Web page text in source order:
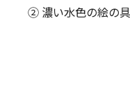
② 濃い水色の絵の具